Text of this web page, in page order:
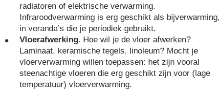
radiatoren of elektrische verwarming.
Infraroodverwarming is erg geschikt als
in veranda’s die je periodiek gebruikt.
Vloerafwerking. Hoe wil je de vloer afwerken?
Laminaat, keramische tegels, linoleum? Mocht je
vloerverwarming willen toepassen: het zijn vooral
steenachtige vloeren die erg geschikt zijn voor (lage
temperatuur) vloerverwarming.